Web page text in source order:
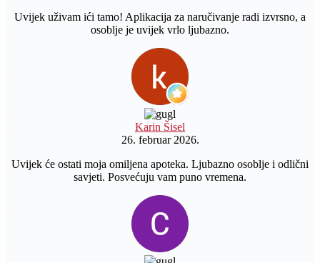
Uvijek uživam ići tamo! Aplikacija za naručivanje radi izvrsno, a
osoblje je uvijek vrlo ljubazno.
Karin Šisel
26. februar 2026.
Uvijek će ostati moja omiljena apoteka. Ljubazno osoblje i odlični
savjeti. Posvećuju vam puno vremena.